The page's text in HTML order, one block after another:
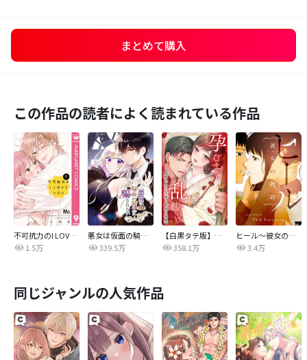
まとめて購入
この作品の読者によく読まれている作品
不可抗力のI LOVE YOU
1.5万
悪女は仮面の騎士に騙されない
339.5万
【白黒タテ版】孕むまで乱れいけ～身代わり花嫁と軍服の猛愛
358.1万
ヒール～彼女の物語～【タテヨミ】
3.4万
同じジャンルの人気作品